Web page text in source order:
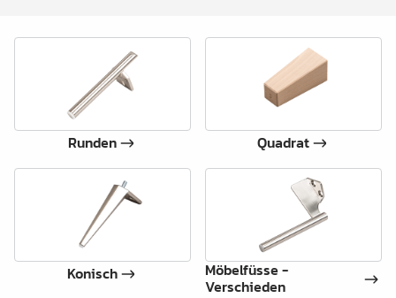
Runden Quadrat
Konisch Möbelfüsse -
Verschieden